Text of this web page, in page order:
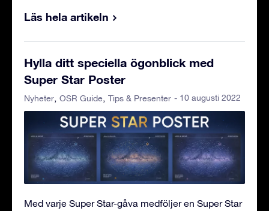
Läs hela artikeln
Hylla ditt speciella ögonblick med
Super Star Poster
Nyheter OSR Guide Tips & Presenter - 10 augusti 2022
Med varje Super Star-gåva medföljer en Super Star